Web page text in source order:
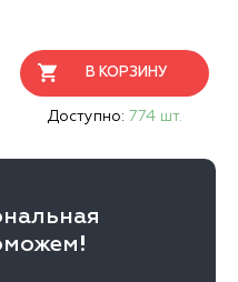
В КОРЗИНУ
Доступно: 774 шт.